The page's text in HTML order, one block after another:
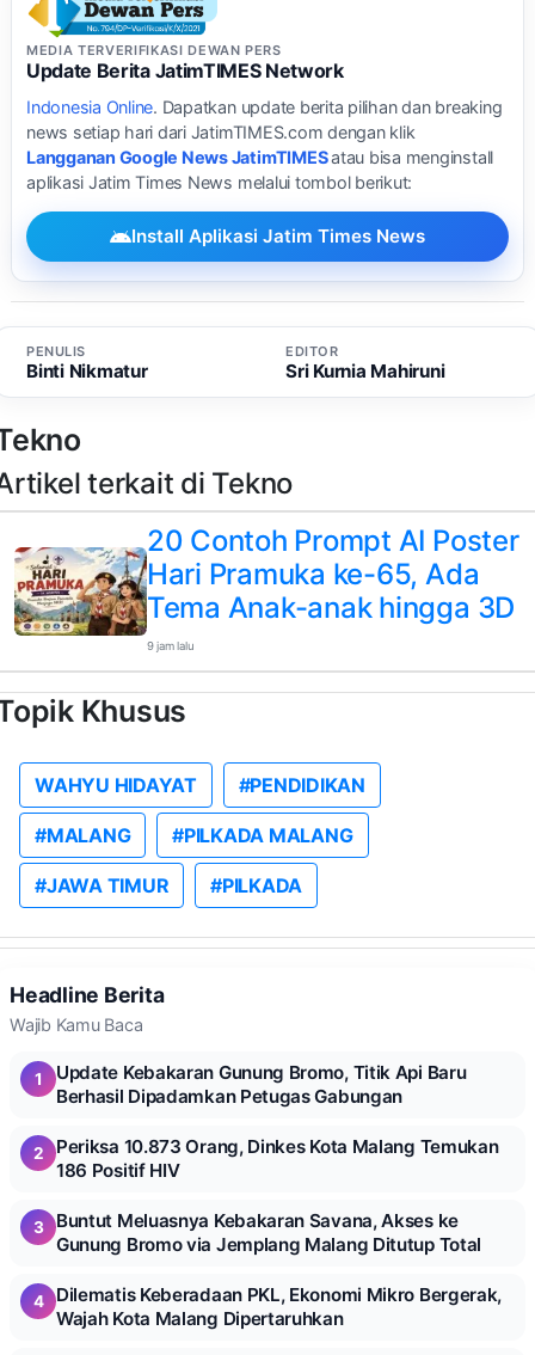
MEDIA TERVERIFIKASI DEWAN PERS
Update Berita JatimTIMES Network
Indonesia Online. Dapatkan update berita pilihan dan breaking
news setiap hari dari JatimTIMES.com dengan klik
Langganan Google News JatimTIMESatau bisa menginstall
aplikasi Jatim Times News melalui tombol berikut:
Install Aplikasi Jatim Times News
PENULIS
Binti Nikmatur
EDITOR
Sri Kurnia Mahiruni
terkait di Tekno
20 Contoh Prompt AI Poster
Hari Pramuka ke-65, Ada
Tema Anak-anak hingga 3D
9 jam lalu
Khusus
WAHYU HIDAYAT #PENDIDIKAN
#MALANG #PILKADA MALANG
#JAWA TIMUR #PILKADA
Headline Berita
Wajib Kamu Baca
1
Update Kebakaran Gunung Bromo, Titik Api Baru
Berhasil Dipadamkan Petugas Gabungan
2
Periksa 10.873 Orang, Dinkes Kota Malang Temukan
186 Positif HIV
3
Buntut Meluasnya Kebakaran Savana, Akses ke
Gunung Bromo via Jemplang Malang Ditutup Total
4
Dilematis Keberadaan PKL, Ekonomi Mikro Bergerak,
Wajah Kota Malang Dipertaruhkan